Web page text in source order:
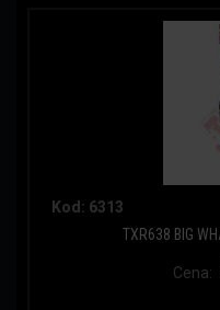
Kod: 6313
TXR638 BIG
Cena: